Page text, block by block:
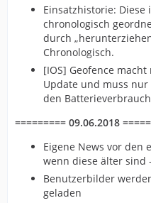
Einsatzhistorie:
chronologisch
durch
Chronologisch.
[IOS] Geofence
Update und muss nur
den
========= 09.06.2018
Eigene News vor den
wenn diese älter sind
Benutzerbilder
geladen